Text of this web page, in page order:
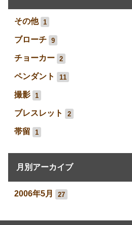
その他 1
ブローチ 9
チョーカー 2
ペンダント 11
撮影 1
ブレスレット 2
帯留 1
月別アーカイブ
2006年5月 27